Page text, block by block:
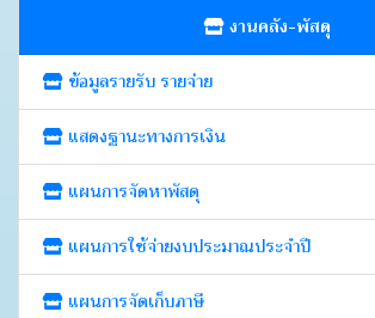
งานคลัง-พัสดุ
ข้อมูลรายรับ รายจ่าย
แสดงฐานะทางการเงิน
แผนการจัดหาพัสดุ
แผนการใช้จ่ายงบประมาณประจำปี
แผนการจัดเก็บภาษี